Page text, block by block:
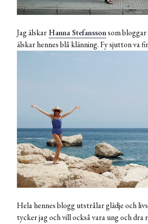
Jag älskarHanna Stefanssonsom
älskar hennes blå klänning. Fy sjutton va
Hela hennes blogg utstrålar glädje och
tycker jag och vill också vara ung och dra